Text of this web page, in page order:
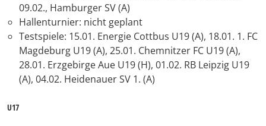
09.02., Hamburger SV (A)
Hallenturnier: nicht geplant
Testspiele: 15.01. Energie Cottbus U19 (A), 18.01. 1. FC
Magdeburg U19 (A), 25.01. Chemnitzer FC U19 (A),
28.01. Erzgebirge Aue U19 (H), 01.02. RB Leipzig U19
(A), 04.02. Heidenauer SV 1. (A)
U17